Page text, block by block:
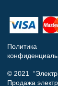
Политика
© 2021
Продажа